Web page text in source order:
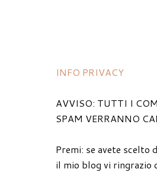
INFO PRIVACY
AVVISO: TUTTI I
SPAM VERRANNO
Premi: se avete scelto
il mio blog vi ringrazio